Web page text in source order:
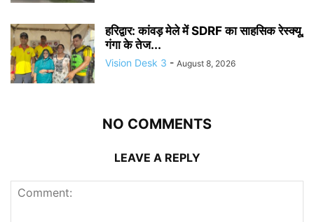
हरिद्वार: कांवड़ मेले में SDRF का साहसिक रेस्क्यू,
गंगा के तेज...
Vision Desk 3 - August 8, 2026
NO COMMENTS
LEAVE A REPLY